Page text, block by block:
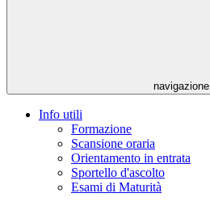
navigazione
Info utili
Formazione
Scansione oraria
Orientamento in entrata
Sportello d'ascolto
Esami di Maturità